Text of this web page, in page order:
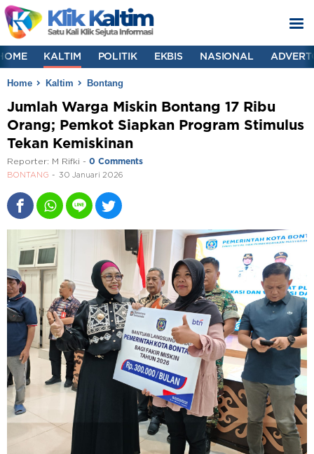
KALTIM POLITIK EKBIS NASIONAL
Home Kaltim Bontang
Jumlah Warga Miskin Bontang 17 Ribu
Orang; Pemkot Siapkan Program Stimulus
Tekan Kemiskinan
Reporter: M Rifki - 0 Comments
BONTANG 30 Januari 2026